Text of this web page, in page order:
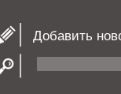
Добавить